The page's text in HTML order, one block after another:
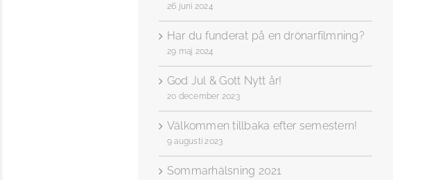
26 juni 2024
Har du funderat på en drönarfilmning?
29 maj 2024
God Jul & Gott Nytt år!
20 december 2023
Välkommen tillbaka efter semestern!
9 augusti 2023
Sommarhälsning 2021